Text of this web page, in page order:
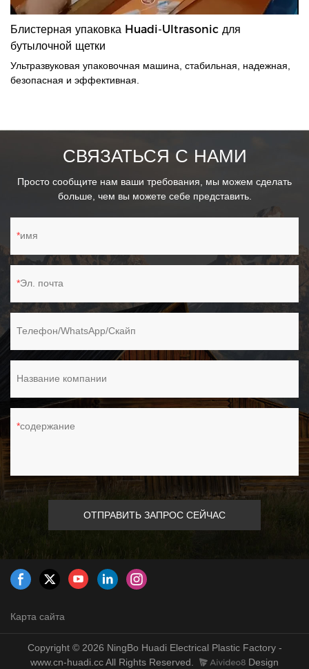
Блистерная упаковка Huadi-Ultrasonic для
бутылочной щетки
Ультразвуковая упаковочная машина, стабильная, надежная,
безопасная и эффективная.
СВЯЗАТЬСЯ С НАМИ
Просто сообщите нам ваши требования, мы можем сделать
больше, чем вы можете себе представить.
имя
Эл. почта
Телефон/WhatsApp/Скайп
Название компании
содержание
ОТПРАВИТЬ ЗАПРОС СЕЙЧАС
Карта сайта
Copyright © 2026 NingBo Huadi Electrical Plastic Factory -
www.cn-huadi.cc All Rights Reserved.
Design